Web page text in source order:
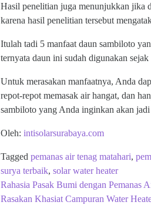
Hasil penelitian juga menunjukkan jika
karena hasil penelitian tersebut
Itulah tadi 5 manfaat daun sambiloto
ternyata daun ini sudah digunakan
Untuk merasakan manfaatnya, Anda
repot-repot memasak air hangat, dan
sambiloto yang Anda inginkan akan
Oleh: intisolarsurabaya.com
Tagged pemanas air tenag matahari,
surya terbaik, solar water heater
Post
Rahasia Pasak Bumi dengan Pemanas
Rasakan Khasiat Campuran Water